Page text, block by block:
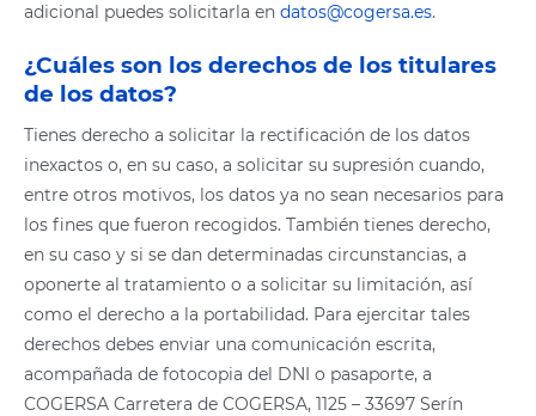
adicional puedes solicitarla en datos@cogersa.es.
¿Cuáles son los derechos de los titulares
de los datos?
Tienes derecho a solicitar la rectificación de los datos
inexactos o, en su caso, a solicitar su supresión cuando,
entre otros motivos, los datos ya no sean necesarios para
los fines que fueron recogidos. También tienes derecho,
en su caso y si se dan determinadas circunstancias, a
oponerte al tratamiento o a solicitar su limitación, así
como el derecho a la portabilidad. Para ejercitar tales
derechos debes enviar una comunicación escrita,
acompañada de fotocopia del DNI o pasaporte, a
COGERSA Carretera de COGERSA, 1125 – 33697 Serín